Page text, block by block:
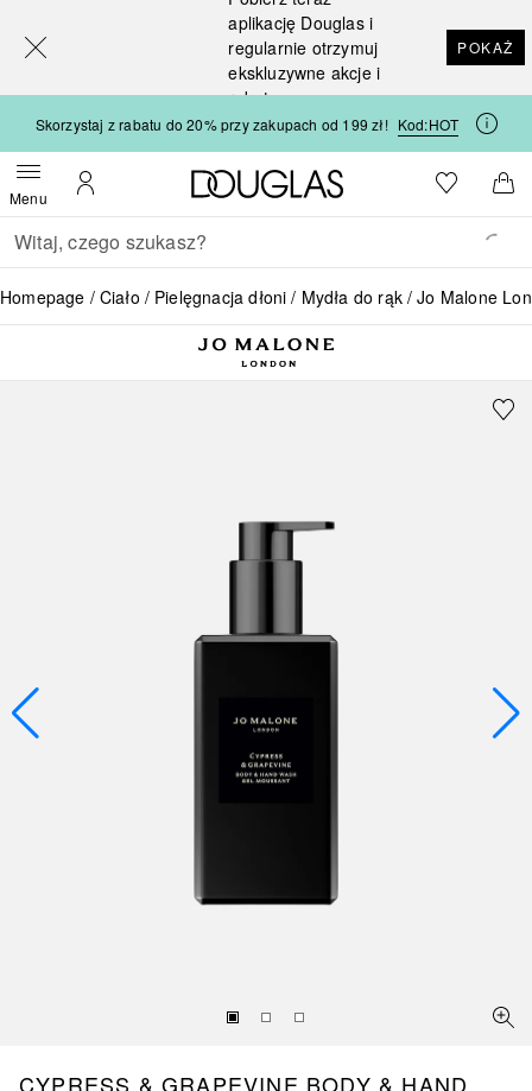
aplikację Douglas i
regularnie otrzymuj
ekskluzywne akcje i
rabaty
POKAŻ
Skorzystaj z rabatu do 20% przy zakupach od 199 zł! Kod:HOT
MenuOtwórz menuMoje konto
Strona główna Douglas
Do listyDo
Wracać
Wykonaj wyszukiwanie
Homepage Ciało Pielęgnacja dłoni Mydła do rąk Jo Malone
CYPRESS & GRAPEVINE BODY & HAND
[navigation.slideout.screenreader]